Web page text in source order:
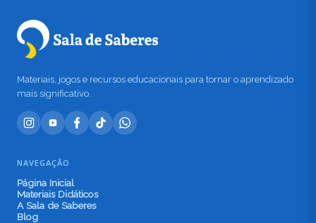
Materiais, jogos e recursos educacionais para tornar o aprendizado
mais significativo.
NAVEGAÇÃO
Página Inicial
Materiais Didáticos
A Sala de Saberes
Blog